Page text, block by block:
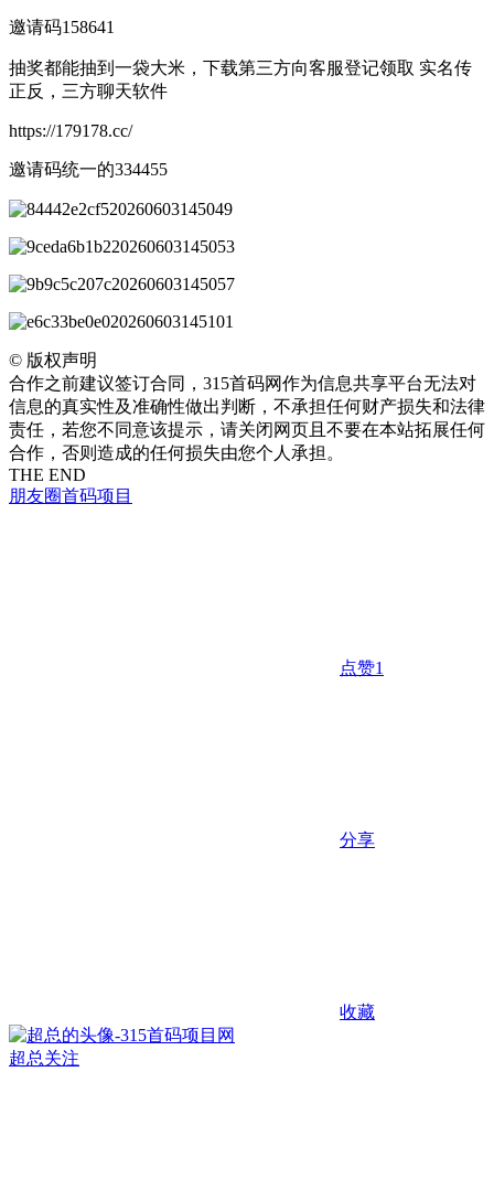
邀请码158641
抽奖都能抽到一袋大米，下载第三方向客服登记领取 实名传
正反，三方聊天软件
https://179178.cc/
邀请码统一的334455
© 版权声明
合作之前建议签订合同，315首码网作为信息共享平台无法对
信息的真实性及准确性做出判断，不承担任何财产损失和法律
责任，若您不同意该提示，请关闭网页且不要在本站拓展任何
合作，否则造成的任何损失由您个人承担。
THE END
朋友圈首码项目
点赞1
分享
收藏
超总关注